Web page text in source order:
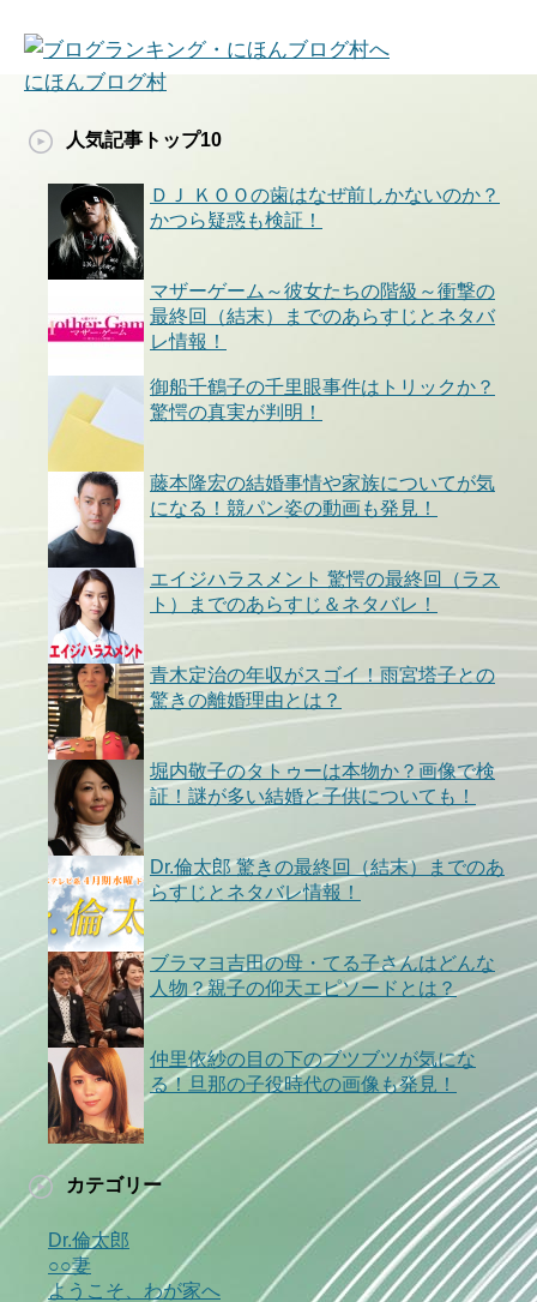
にほんブログ村
人気記事トップ10
ＤＪ ＫＯＯの歯はなぜ前しかないのか？
かつら疑惑も検証！
マザーゲーム～彼女たちの階級～衝撃の
最終回（結末）までのあらすじとネタバ
レ情報！
御船千鶴子の千里眼事件はトリックか？
驚愕の真実が判明！
藤本隆宏の結婚事情や家族についてが気
になる！競パン姿の動画も発見！
エイジハラスメント 驚愕の最終回（ラス
ト）までのあらすじ＆ネタバレ！
青木定治の年収がスゴイ！雨宮塔子との
驚きの離婚理由とは？
堀内敬子のタトゥーは本物か？画像で検
証！謎が多い結婚と子供についても！
Dr.倫太郎 驚きの最終回（結末）までのあ
らすじとネタバレ情報！
ブラマヨ吉田の母・てる子さんはどんな
人物？親子の仰天エピソードとは？
仲里依紗の目の下のブツブツが気にな
る！旦那の子役時代の画像も発見！
カテゴリー
Dr.倫太郎
○○妻
ようこそ、わが家へ